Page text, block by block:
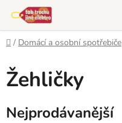
obsah
Domů
/ Domácí a osobní spotřebiče
Žehličky
Nejprodávanější